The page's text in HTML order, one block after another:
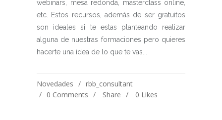
webinars, mesa redonda, masterclass online,
etc. Estos recursos, además de ser gratuitos
son ideales si te estas planteando realizar
alguna de nuestras formaciones pero quieres
hacerte una idea de lo que te vas...
Novedades
rbb_consultant
0 Comments
Share 0 Likes